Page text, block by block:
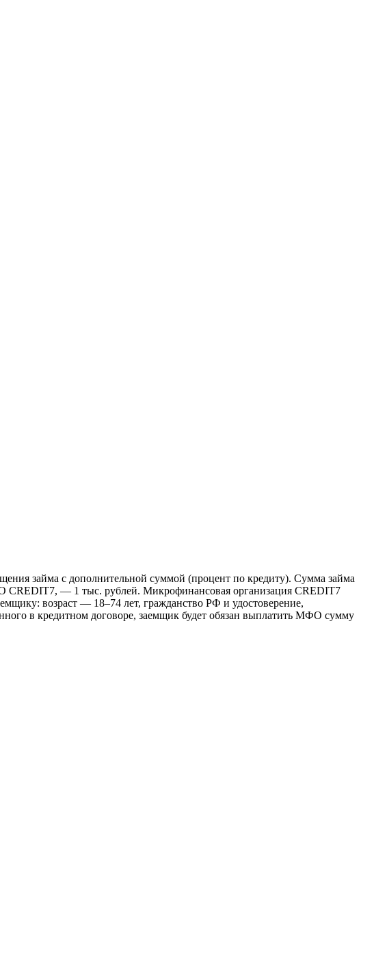
займа с дополнительной суммой (процент по кредиту). Сумма займа
CREDIT7, — 1 тыс. рублей. Микрофинансовая организация CREDIT7
возраст — 18–74 лет, гражданство РФ и удостоверение,
в кредитном договоре, заемщик будет обязан выплатить МФО сумму